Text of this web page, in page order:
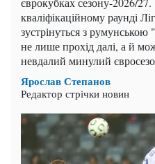
кваліфікаційному раунді
зустрінуться з
не лише прохід далі, а й
невдалий минулий
Ярослав Степанов
Редактор стрічки новин